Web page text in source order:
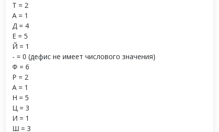
Т = 2
А = 1
Д = 4
Е = 5
Й = 1
- = 0 (дефис не имеет числового значения)
Ф = 6
Р = 2
А = 1
Н = 5
Ц = 3
И = 1
Ш = 3